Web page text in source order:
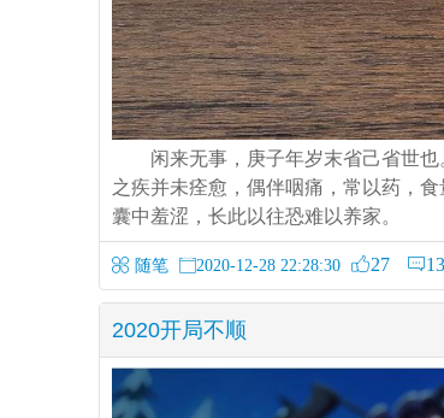
闲来无事，庚子年岁末省己省世
之疾并未痊愈，偶伴咽痛，常以药，
囊中羞涩，长此以往恐难以养家。
随笔 2020-12-28 22:28:30 27 13
2020开局不顺